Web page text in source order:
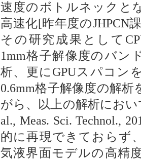
速度のボトルネックと
高速化[昨年度のJHPCN
その研究成果として
1mm格子解像度のバン
析、更にGPUスパコン
0.6mm格子解像度の解
がら、以上の解析におい
al., Meas. Sci. Technol.,
的に再現できておらず
気液界面モデルの高精